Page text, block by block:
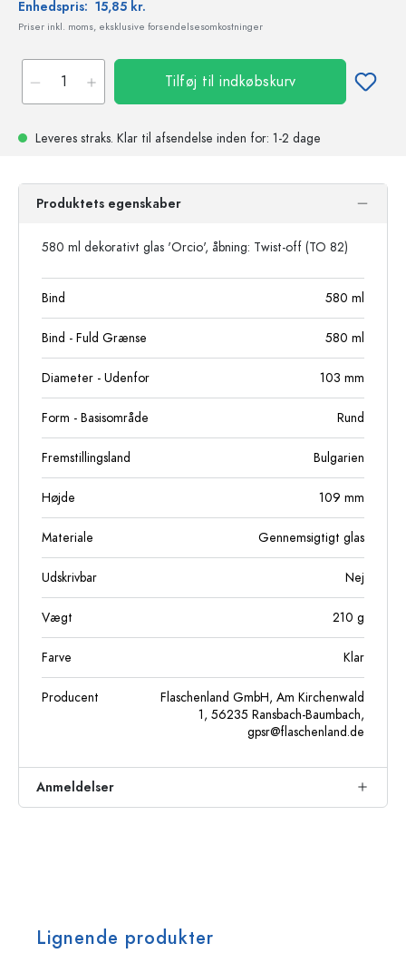
Enhedspris: 15,85 kr.
Priser inkl. moms, eksklusive forsendelsesomkostninger
Tilføj til indkøbskurv
Leveres straks. Klar til afsendelse inden for: 1-2 dage
Produktets egenskaber
580 ml dekorativt glas 'Orcio', åbning: Twist-off (TO 82)
Bind 580 ml
Bind - Fuld Grænse 580 ml
Diameter - Udenfor 103 mm
Form - Basisområde Rund
Fremstillingsland Bulgarien
Højde 109 mm
Materiale Gennemsigtigt glas
Udskrivbar Nej
Vægt 210 g
Farve Klar
Producent
Flaschenland GmbH, Am Kirchenwald
1, 56235 Ransbach-Baumbach,
gpsr@flaschenland.de
Anmeldelser
Lignende produkter